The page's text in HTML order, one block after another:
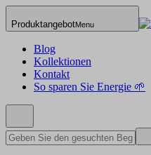
ProduktangebotMenu
Blog
Kollektionen
Kontakt
So sparen Sie Energie 🌱